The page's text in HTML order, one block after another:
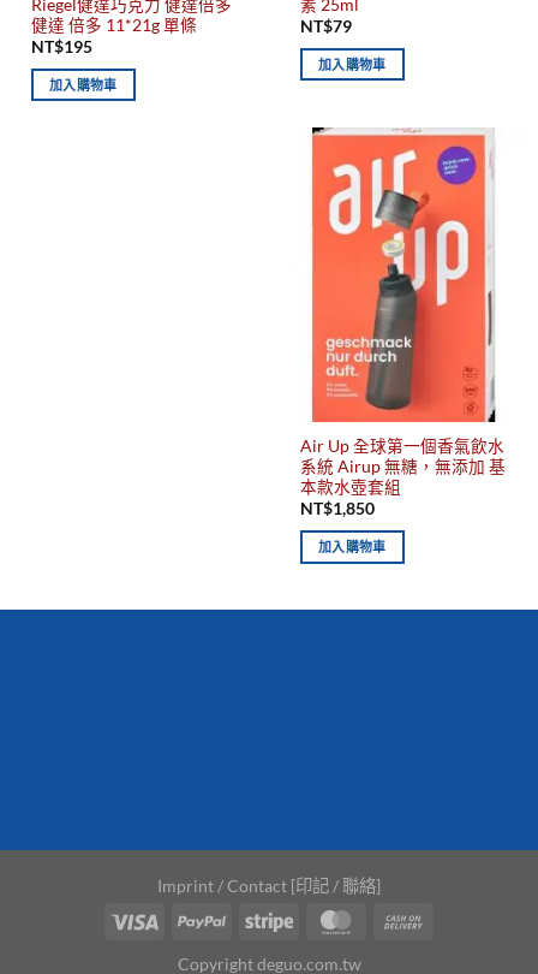
Riegel健達巧克力 健達倍多
健達 倍多 11*21g 單條
NT$195
加入購物車
素 25ml
NT$79
加入購物車
Air Up 全球第一個香氣飲水
系統 Airup 無糖，無添加 基
本款水壺套組
NT$1,850
加入購物車
Imprint / Contact [印記 / 聯絡]
Copyright deguo.com.tw